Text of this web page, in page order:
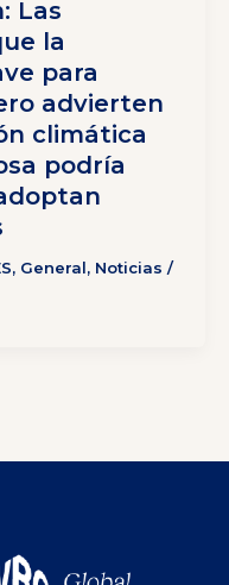
Las
la
para
advierten
climática
podría
, General, Noticias /